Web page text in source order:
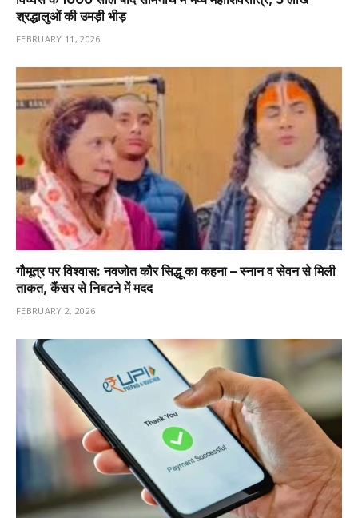
श्रद्धालुओं की उमड़ी भीड़
FEBRUARY 11, 2026
गौमूत्र पर विश्वास: नवजोत कौर सिद्धू का कहना – स्नान व सेवन से मिली
ताकत, कैंसर से निबटने में मदद
FEBRUARY 2, 2026